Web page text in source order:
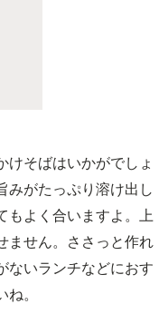
けそばはいかがでしょ
みがたっぷり溶け出し
もよく合いますよ。上
ません。ささっと作れ
ないランチなどにおす
。